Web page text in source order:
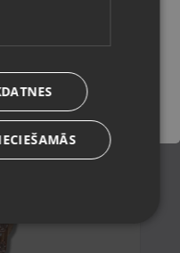
mēneši)